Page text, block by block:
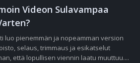
Videon Sulavampaa
luo pienemmän ja nopeamman version
selaus, trimmaus ja esikatselut
että lopullisen viennin laatu muuttuu....